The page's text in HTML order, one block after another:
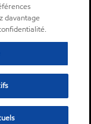
davantage